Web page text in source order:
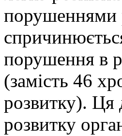
порушеннями
порушення в
(замість 46
розвитку). Ця
розвитку